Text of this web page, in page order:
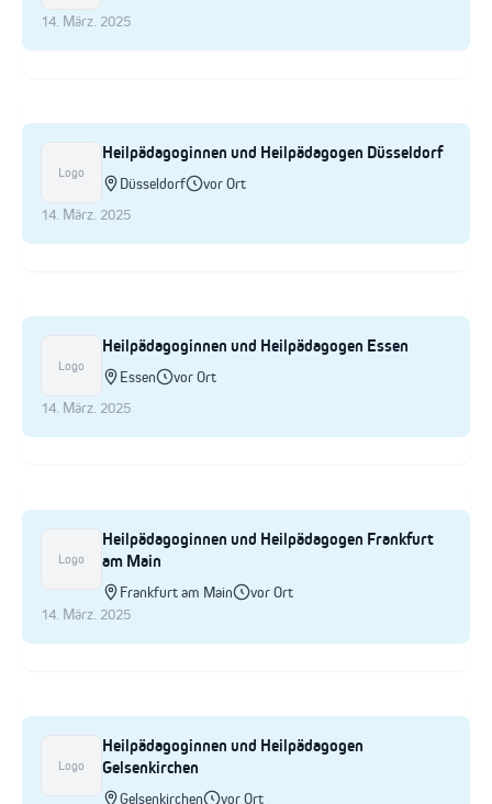
14. März. 2025
Logo
Heilpädagoginnen und Heilpädagogen Düsseldorf
Düsseldorf
vor Ort
14. März. 2025
Logo
Heilpädagoginnen und Heilpädagogen Essen
Essen
vor Ort
14. März. 2025
Logo
Heilpädagoginnen und Heilpädagogen Frankfurt
am Main
Frankfurt am Main
vor Ort
14. März. 2025
Logo
Heilpädagoginnen und Heilpädagogen
Gelsenkirchen
Gelsenkirchen vor Ort